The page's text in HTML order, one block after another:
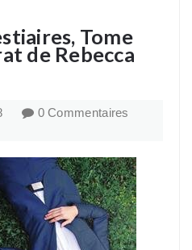
Tome
de Rebecca
0 Commentaires